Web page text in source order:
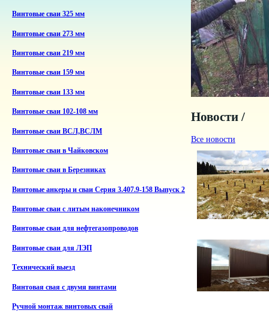
Винтовые сваи 325 мм
Винтовые сваи 273 мм
Винтовые сваи 219 мм
Винтовые сваи 159 мм
Винтовые сваи 133 мм
Винтовые сваи 102-108 мм
Винтовые сваи ВСЛ,ВСЛМ
Винтовые сваи в Чайковском
Винтовые сваи в Березниках
Винтовые анкеры и сваи Серия 3.407.9-158 Выпуск 2
Винтовые сваи с литым наконечником
Винтовые сваи для нефтегазопроводов
Винтовые сваи для ЛЭП
Технический выезд
Винтовая свая с двумя винтами
Ручной монтаж винтовых свай
Новости /
Все новости